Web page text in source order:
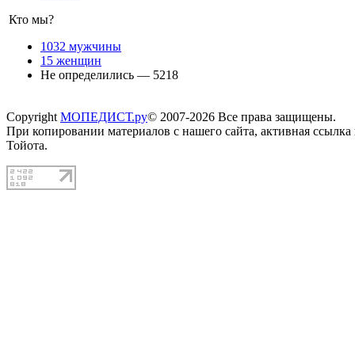
Кто мы?
1032 мужчины
15 женщин
Не определились — 5218
Copyright МОПЕДИСТ.ру© 2007-2026 Все права защищены.
При копировании материалов с нашего сайта, активная
Тойота.